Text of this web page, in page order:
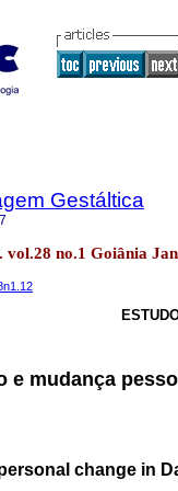
Gestáltica
vol.28 no.1 Goiânia
e mudança
change in